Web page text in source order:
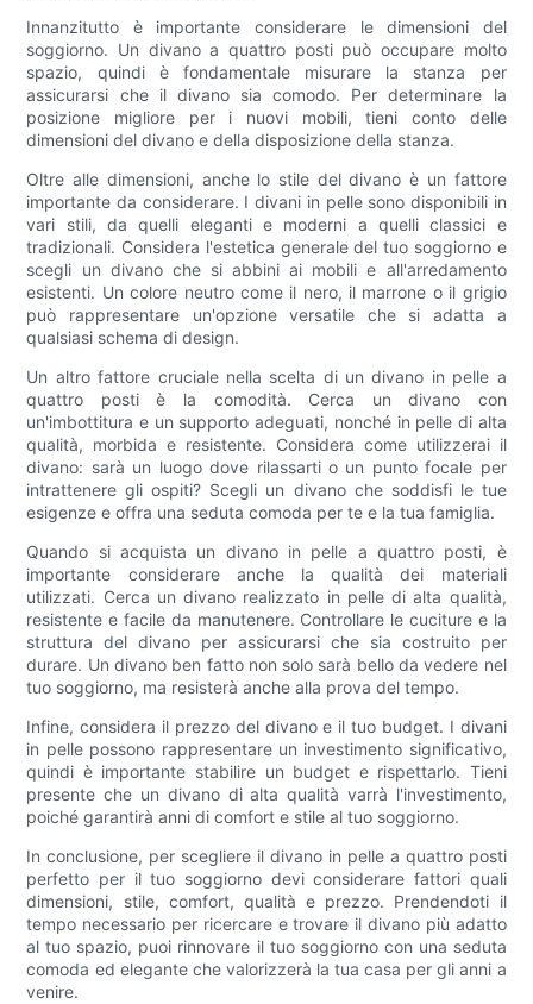
Innanzitutto è importante considerare le dimensioni del
soggiorno. Un divano a quattro posti può occupare molto
spazio, quindi è fondamentale misurare la stanza per
assicurarsi che il divano sia comodo. Per determinare la
posizione migliore per i nuovi mobili, tieni conto delle
dimensioni del divano e della disposizione della stanza.
Oltre alle dimensioni, anche lo stile del divano è un fattore
importante da considerare. I divani in pelle sono disponibili in
vari stili, da quelli eleganti e moderni a quelli classici e
tradizionali. Considera l'estetica generale del tuo soggiorno e
scegli un divano che si abbini ai mobili e all'arredamento
esistenti. Un colore neutro come il nero, il marrone o il grigio
può rappresentare un'opzione versatile che si adatta a
qualsiasi schema di design.
Un altro fattore cruciale nella scelta di un divano in pelle a
quattro posti è la comodità. Cerca un divano con
un'imbottitura e un supporto adeguati, nonché in pelle di alta
qualità, morbida e resistente. Considera come utilizzerai il
divano: sarà un luogo dove rilassarti o un punto focale per
intrattenere gli ospiti? Scegli un divano che soddisfi le tue
esigenze e offra una seduta comoda per te e la tua famiglia.
Quando si acquista un divano in pelle a quattro posti, è
importante considerare anche la qualità dei materiali
utilizzati. Cerca un divano realizzato in pelle di alta qualità,
resistente e facile da manutenere. Controllare le cuciture e la
struttura del divano per assicurarsi che sia costruito per
durare. Un divano ben fatto non solo sarà bello da vedere nel
tuo soggiorno, ma resisterà anche alla prova del tempo.
Infine, considera il prezzo del divano e il tuo budget. I divani
in pelle possono rappresentare un investimento significativo,
quindi è importante stabilire un budget e rispettarlo. Tieni
presente che un divano di alta qualità varrà l'investimento,
poiché garantirà anni di comfort e stile al tuo soggiorno.
In conclusione, per scegliere il divano in pelle a quattro posti
perfetto per il tuo soggiorno devi considerare fattori quali
dimensioni, stile, comfort, qualità e prezzo. Prendendoti il
tempo necessario per ricercare e trovare il divano più adatto
al tuo spazio, puoi rinnovare il tuo soggiorno con una seduta
comoda ed elegante che valorizzerà la tua casa per gli anni a
venire.